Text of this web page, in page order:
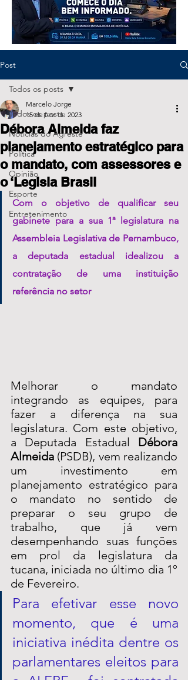
Post
Todos os posts
Notícias do Agreste
Política
Opinião
Esporte
Entretenimento
Todos os posts
Débora Almeida faz
planejamento estratégico para
o mandato, com assessores e
o ‘Legisla Brasil
Marcelo Jorge
15 de fev. de 2023
Com o objetivo de qualificar seu
gabinete para a sua 1ª legislatura na
Assembleia Legislativa de Pernambuco,
a deputada estadual idealizou a
contratação de uma instituição
referência no setor
Melhorar o mandato
integrando as equipes, para
fazer a diferença na sua
legislatura. Com este objetivo,
a Deputada Estadual Débora
Almeida (PSDB), vem realizando
um investimento em
planejamento estratégico para
o mandato no sentido de
preparar o seu grupo de
trabalho, que já vem
desempenhando suas funções
em prol da legislatura da
tucana, iniciada no último dia 1º
de Fevereiro.
Para efetivar esse novo
momento, que é uma
iniciativa inédita dentre os
parlamentares eleitos para